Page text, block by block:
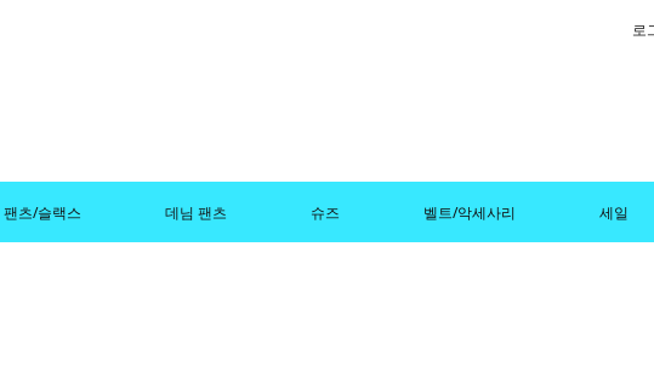
로
팬츠/슬랙스 데님 팬츠 슈즈 벨트/악세사리 세일